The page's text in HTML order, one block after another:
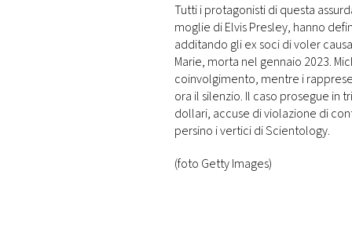
Tutti i protagonisti di questa
moglie di Elvis Presley, hanno
additando gli ex soci di voler
Marie, morta nel gennaio 2023.
coinvolgimento, mentre i
ora il silenzio. Il caso prosegue in
dollari, accuse di violazione di
persino i vertici di Scientology.
(foto Getty Images)